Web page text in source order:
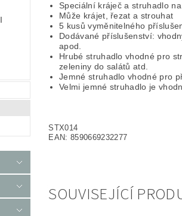
Speciální kráječ a struhadlo
Může krájet, řezat a strouhat
5 kusů vyměnitelného
Dodávané příslušenství:
apod.
Hrubé struhadlo vhodné pro
zeleniny do salátů atd.
Jemné struhadlo vhodné pro
Velmi jemné struhadlo je
STX014
EAN: 8590669232277
SOUVISEJÍCÍ